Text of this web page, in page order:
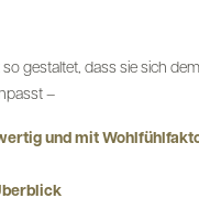
gestaltet, dass sie sich
–
und mit